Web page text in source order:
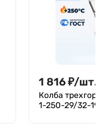
1 816₽/шт.
Колба
1-250-29/32-19/